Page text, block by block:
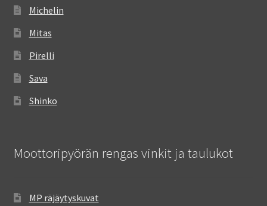
Michelin
Mitas
Pirelli
Sava
Shinko
Moottoripyörän rengas vinkit ja taulukot
MP räjäytyskuvat